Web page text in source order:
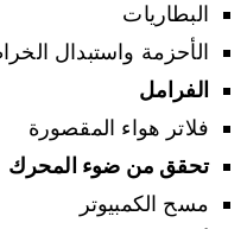
البطاريات
الأحزمة واستبدال
الفرامل
فلاتر هواء المقصورة
تحقق من ضوء المحرك
مسح الكمبيوتر